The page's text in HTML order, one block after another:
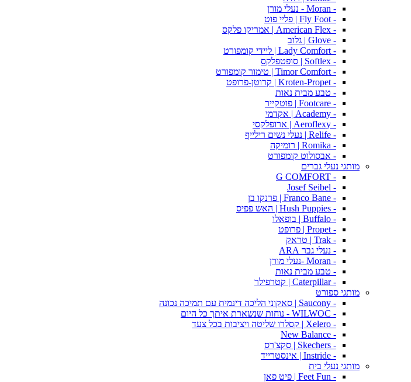
- Moran - נעלי מורן
- Fly Foot | פליי פוט
- American Flex | אמריקו פלקס
- Glove | גלוב
- Lady Comfort | ליידי קומפורט
- Softlex | סופטפלקס
- Timor Comfort | טימור קומפורט
- Kroten-Propet | קרוטן-פרופט
- טבע מבית נאות
- Footcare | פוטקייר
- Academy | אקדמי
- Aeroflexy | ארופלקסי
- Relife | נעלי נשים רילייף
- Romika | רומיקה
- אבסולוט קומפורט
מותגי נעלי גברים
- G COMFORT
- Josef Seibel
- Franco Bane | פרנקו בן
- Hush Puppies | האש פפיס
- Buffalo | בופאלו
- Propet | פרופט
- Trak | טראק
- נעלי גבר ARA
- Moran -נעלי מורן
- טבע מבית נאות
- Caterpillar | קטרפילר
מותגי ספורט
- Saucony | סאקוני הליכה דינמית עם תמיכה נכונה
- WILWOC - נוחות שנשארת איתך כל היום
- Xelero | קסלרו שליטה ויציבות בכל צעד
- New Balance
- Skechers | סקצ'רס
- Instride | אינסטרייד
מותגי נעלי בית
- Feet Fun | פיט פאן